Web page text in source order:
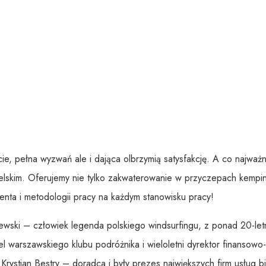
pełna wyzwań ale i dająca olbrzymią satysfakcję. A co
Oferujemy nie tylko zakwaterowanie w przyczepach
i metodologii pracy na każdym stanowisku pracy!
– człowiek legenda polskiego windsurfingu, z ponad 20-
warszawskiego klubu podróżnika i wieloletni dyrektor